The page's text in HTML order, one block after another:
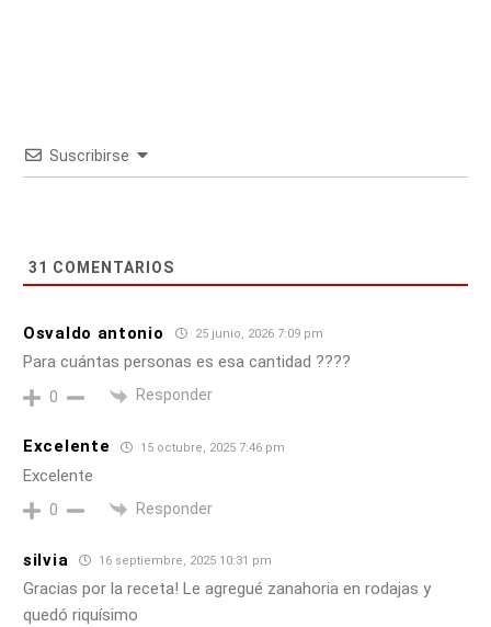
Suscribirse
31 COMENTARIOS
Osvaldo antonio 25 junio, 2026 7:09 pm
Para cuántas personas es esa cantidad ????
0 Responder
Excelente 15 octubre, 2025 7:46 pm
Excelente
0 Responder
silvia 16 septiembre, 2025 10:31 pm
Gracias por la receta! Le agregué zanahoria en rodajas y
quedó riquísimo